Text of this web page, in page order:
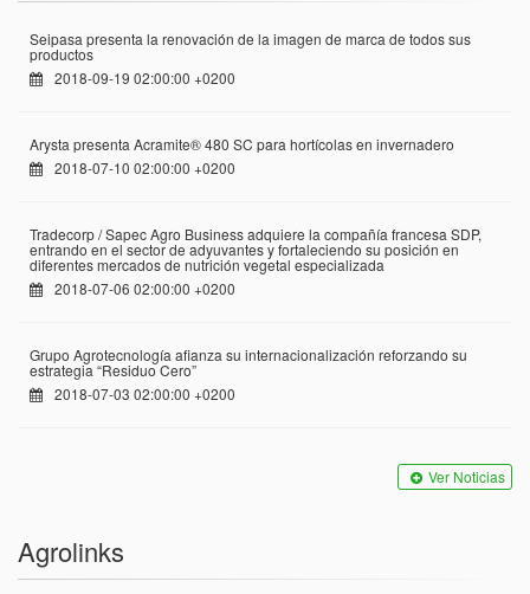
Seipasa presenta la renovación de la imagen de marca de todos sus
productos
2018-09-19 02:00:00 +0200
Arysta presenta Acramite® 480 SC para hortícolas en invernadero
2018-07-10 02:00:00 +0200
Tradecorp / Sapec Agro Business adquiere la compañía francesa SDP,
entrando en el sector de adyuvantes y fortaleciendo su posición en
diferentes mercados de nutrición vegetal especializada
2018-07-06 02:00:00 +0200
Grupo Agrotecnología afianza su internacionalización reforzando su
estrategia “Residuo Cero”
2018-07-03 02:00:00 +0200
Ver Noticias
Agrolinks